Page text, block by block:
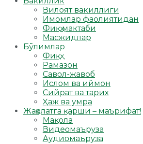
Вилоят вакиллиги
Имомлар фаолиятидан
Фиқҳ мактаби
Масжидлар
Бўлимлар
Фиқҳ
Рамазон
Савол-жавоб
Ислом ва иймон
Сийрат ва тарих
Ҳаж ва умра
Жаҳолатга қарши – маърифат!
Мақола
Видеомаъруза
Аудиомаъруза